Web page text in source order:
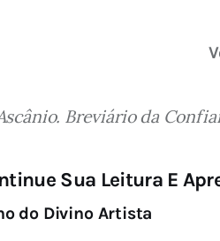
Breviário da
Sua Leitura E
do Divino Artista